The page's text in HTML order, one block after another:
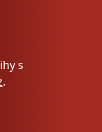
s
.